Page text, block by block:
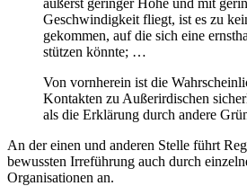
Geschwindigkeit fliegt, ist es zu
gekommen, auf die sich eine
stützen könnte; …
Von vornherein ist die
Kontakten zu Außerirdischen
als die Erklärung durch andere
An der einen und anderen Stelle führt
bewussten Irreführung auch durch
Organisationen an.